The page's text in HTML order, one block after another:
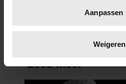
scannen op specifieke
verwerkt en stel uw voorkeuren
intrekken in de Cookieverklaring.
Aanpassen
Weigeren